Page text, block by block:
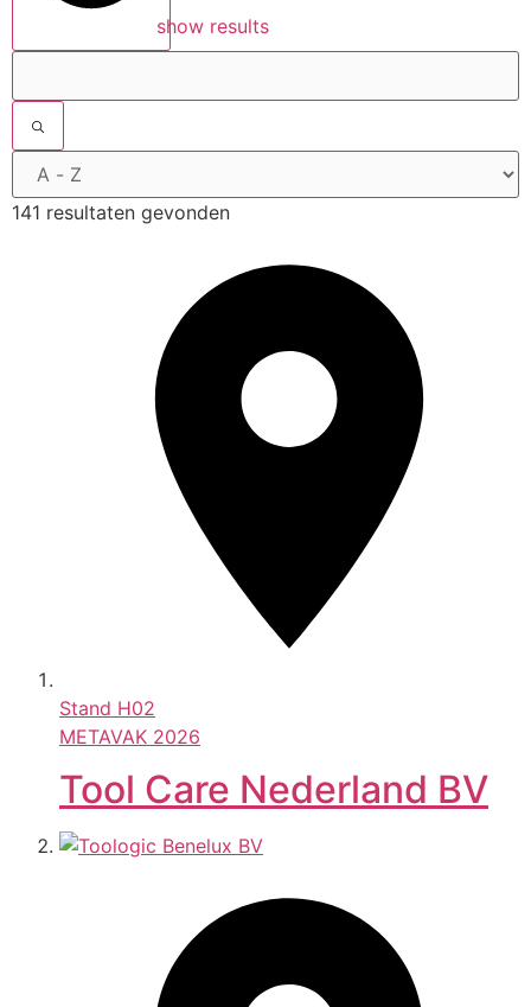
show results
141 resultaten gevonden
Stand H02
METAVAK 2026
Tool Care Nederland BV